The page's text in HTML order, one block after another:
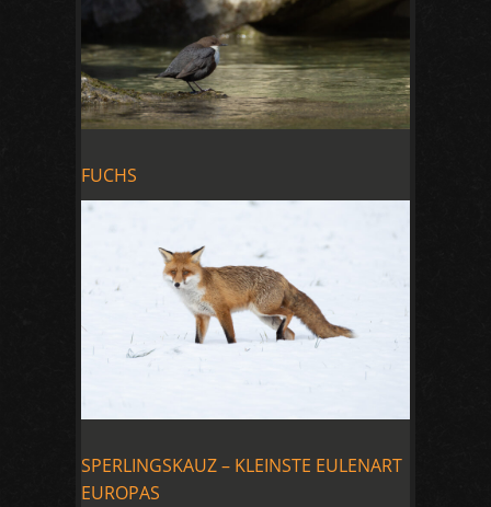
FUCHS
SPERLINGSKAUZ – KLEINSTE EULENART
EUROPAS